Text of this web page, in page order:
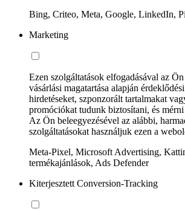
Bing, Criteo, Meta, Google, LinkedIn,
Marketing
Ezen szolgáltatások elfogadásával az
vásárlási magatartása alapján
hirdetéseket, szponzorált tartalmakat
promóciókat tudunk biztosítani, és
Az Ön beleegyezésével az alábbi,
szolgáltatásokat használjuk ezen a
Meta-Pixel, Microsoft Advertising,
termékajánlások, Ads Defender
Kiterjesztett Conversion-Tracking